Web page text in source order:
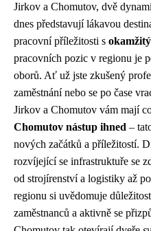
Jirkov a Chomutov, dvě
dnes představují lákavou
pracovní příležitosti s
pracovních pozic v regionu je
oborů. Ať už jste zkušený
zaměstnání nebo se po čase
Jirkov a Chomutov vám mají
Chomutov nástup ihned –
nových začátků a příležitostí.
rozvíjející se infrastruktuře se
od strojírenství a logistiky až
regionu si uvědomuje
zaměstnanců a aktivně se